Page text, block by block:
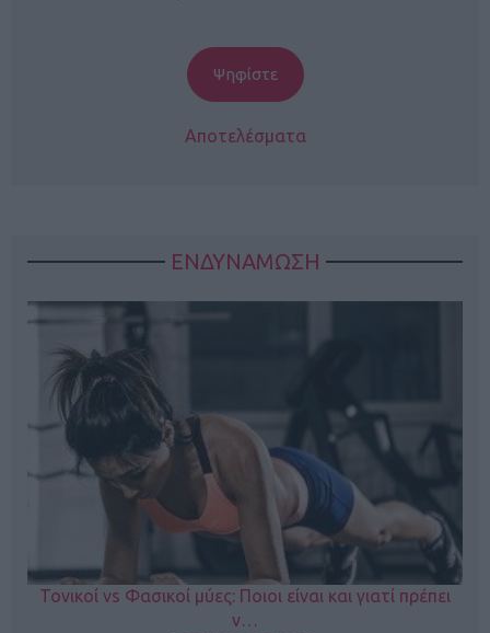
Αποτελέσματα
ΕΝΔΥΝΑΜΩΣΗ
Τονικοί vs Φασικοί μύες: Ποιοι είναι και γιατί πρέπει
ν…